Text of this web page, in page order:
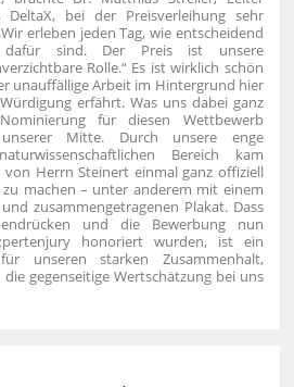
DeltaX, bei der Preisverleihung sehr
erleben jeden Tag, wie entscheidend
dafür sind. Der Preis ist unsere
Rolle.“ Es ist wirklich schön
unauffällige Arbeit im Hintergrund hier
erfährt. Was uns dabei ganz
für diesen Wettbewerb
Mitte. Durch unsere enge
Bereich kam
von Herrn Steinert einmal ganz offiziell
machen – unter anderem mit einem
zusammengetragenen Plakat. Dass
und die Bewerbung nun
honoriert wurden, ist ein
unseren starken Zusammenhalt,
gegenseitige Wertschätzung bei uns